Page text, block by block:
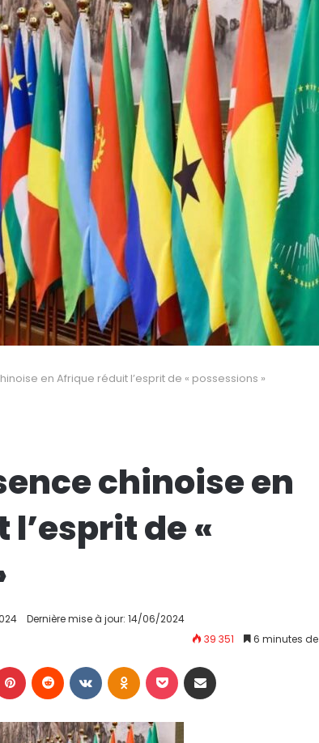
en Afrique réduit l’esprit de « possessions »
chinoise en
de «
Dernière mise à jour: 14/06/2024
39 351
6 minutes